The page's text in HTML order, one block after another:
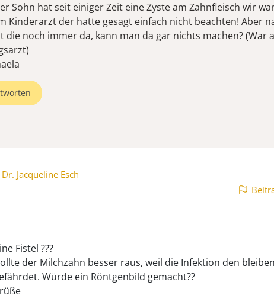
Sohn hat seit einiger Zeit eine Zyste am Zahnfleisch wir
Kinderarzt der hatte gesagt einfach nicht beachten! Aber
die noch immer da, kann man da gar nichts machen? (War
Dr. Jacqueline Esch
Fistel ???
der Milchzahn besser raus, weil die Infektion den
Würde ein Röntgenbild gemacht??